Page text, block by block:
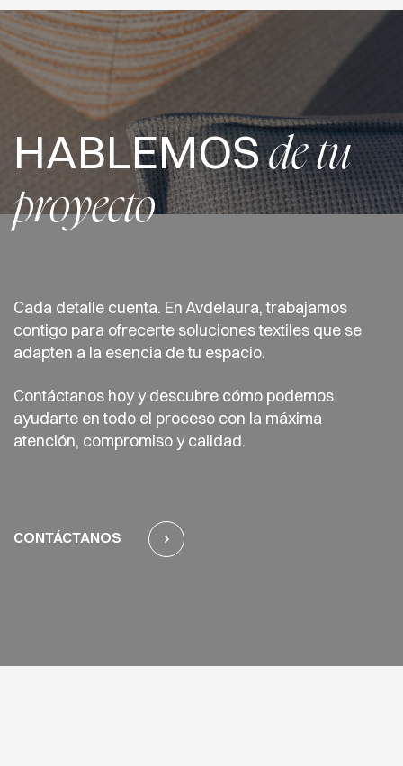
HABLEMOSde tu
proyecto
Cada detalle cuenta. En Avdelaura, trabajamos
contigo para ofrecerte soluciones textiles que se
adapten a la esencia de tu espacio.
Contáctanos hoy y descubre cómo podemos
ayudarte en todo el proceso con la máxima
atención, compromiso y calidad.
CONTÁCTANOS